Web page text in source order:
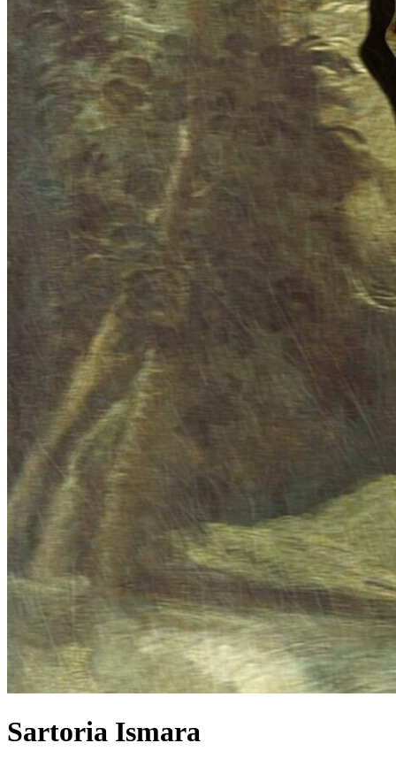
Sartoria Ismara